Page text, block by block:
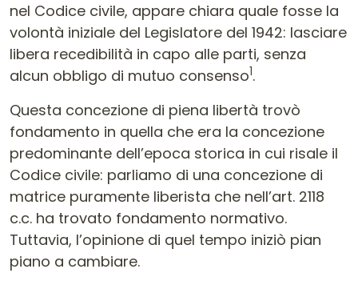
nel Codice civile, appare chiara quale fosse la
volontà iniziale del Legislatore del 1942: lasciare
libera recedibilità in capo alle parti, senza
alcun obbligo di mutuo consenso1.
Questa concezione di piena libertà trovò
fondamento in quella che era la concezione
predominante dell’epoca storica in cui risale il
Codice civile: parliamo di una concezione di
matrice puramente liberista che nell’art. 2118
c.c. ha trovato fondamento normativo.
Tuttavia, l’opinione di quel tempo iniziò pian
piano a cambiare.